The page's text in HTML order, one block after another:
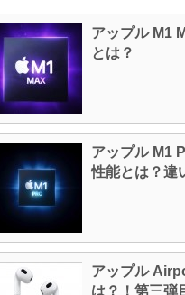
アップル M1
とは？
アップル M1
性能とは？違
アップル
は？！第三弾